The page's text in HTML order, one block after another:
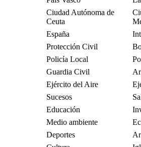
Ciudad Autónoma de
Ceuta
España
Protección Civil
Policía Local
Guardia Civil
Ejército del Aire
Sucesos
Educación
Medio ambiente
Deportes